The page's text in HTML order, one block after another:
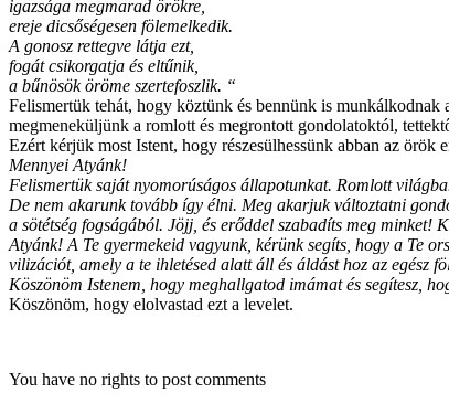
igazsága megmarad örökre,
ereje dicsőségesen fölemelkedik.
A gonosz rettegve látja ezt,
fogát csikorgatja és eltűnik,
a bűnösök öröme szertefoszlik. “
Felismertük tehát, hogy köztünk és bennünk is munkálkodnak
megmeneküljünk a romlott és megrontott gondolatoktól,
Ezért kérjük most Istent, hogy részesülhessünk abban az örök
Mennyei Atyánk!
Felismertük saját nyomorúságos állapotunkat. Romlott
De nem akarunk tovább így élni. Meg akarjuk változtatni
a sötétség fogságából. Jöjj, és erőddel szabadíts meg minket!
Atyánk! A Te gyermekeid vagyunk, kérünk segíts, hogy a Te
vilizációt, amely a te ihletésed alatt áll és áldást hoz az egész
Köszönöm Istenem, hogy meghallgatod imámat és segítesz,
Köszönöm, hogy elolvastad ezt a levelet.
You have no rights to post comments